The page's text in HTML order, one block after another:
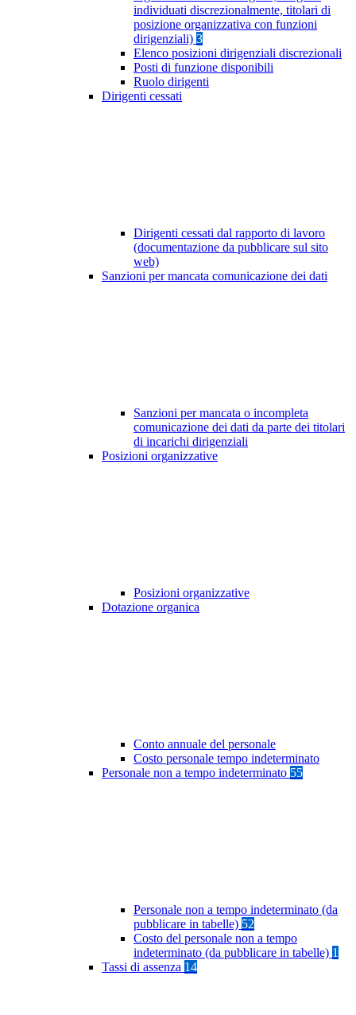
individuati discrezionalmente, titolari di
posizione organizzativa con funzioni
dirigenziali) 3
Elenco posizioni dirigenziali discrezionali
Posti di funzione disponibili
Ruolo dirigenti
Dirigenti cessati
Dirigenti cessati dal rapporto di lavoro
(documentazione da pubblicare sul sito
web)
Sanzioni per mancata comunicazione dei dati
Sanzioni per mancata o incompleta
comunicazione dei dati da parte dei titolari
di incarichi dirigenziali
Posizioni organizzative
Posizioni organizzative
Dotazione organica
Conto annuale del personale
Costo personale tempo indeterminato
Personale non a tempo indeterminato 55
Personale non a tempo indeterminato (da
pubblicare in tabelle) 52
Costo del personale non a tempo
indeterminato (da pubblicare in tabelle) 1
Tassi di assenza 14